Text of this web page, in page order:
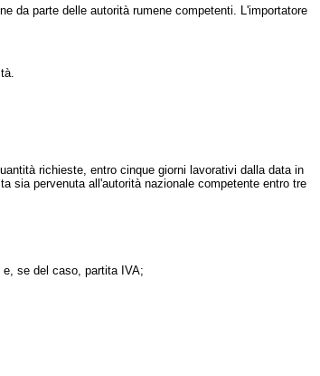
da parte delle autorità rumene competenti. L'importatore
richieste, entro cinque giorni lavorativi dalla data in
sia pervenuta all'autorità nazionale competente entro tre
se del caso, partita IVA;